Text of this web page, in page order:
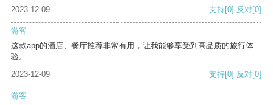
2023-12-09
支持[0] 反对[0]
游客
这款app的酒店、餐厅推荐非常有用，让我能够享受到高品质的旅行体
验。
2023-12-09
支持[0] 反对[0]
游客